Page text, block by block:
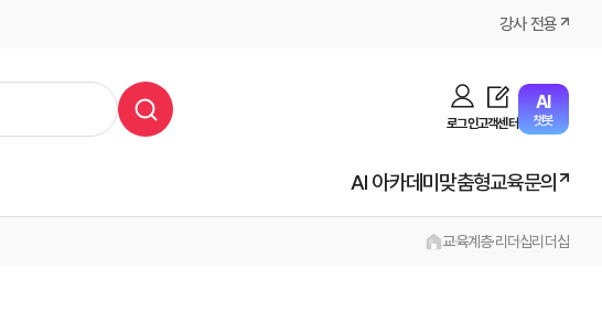
강사 전용
로그인고객센터
AI
챗봇
AI 아카데미맞춤형교육문의
교육계층·리더십리더십